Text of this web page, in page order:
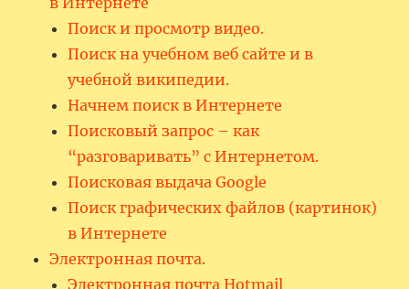
Поиск и просмотр видео.
Поиск на учебном веб сайте и в
учебной википедии.
Начнем поиск в Интернете
Поисковый запрос – как
“разговаривать” с Интернетом.
Поисковая выдача Google
Поиск графических файлов (картинок)
в Интернете
Электронная почта.
Электронная почта Hotmail